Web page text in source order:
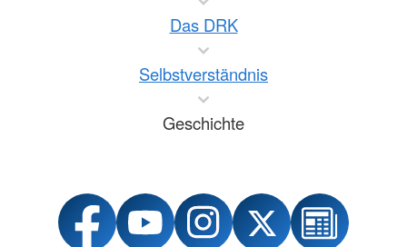
Das DRK
Selbstverständnis
Geschichte